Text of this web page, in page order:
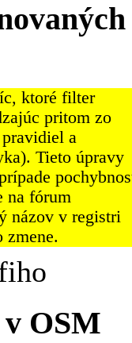
ktoré filter
pritom zo
a
Tieto úpravy
na fórum
názov v registri
OSM